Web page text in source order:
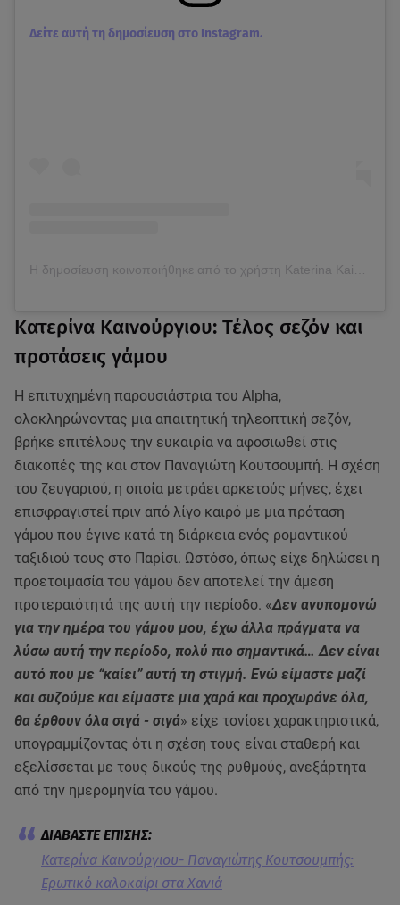
Δείτε αυτή τη δημοσίευση στο Instagram.
Κατερίνα Καινούργιου: Τέλος σεζόν και
προτάσεις γάμου
Η επιτυχημένη παρουσιάστρια του Alpha,
ολοκληρώνοντας μια απαιτητική τηλεοπτική σεζόν,
βρήκε επιτέλους την ευκαιρία να αφοσιωθεί στις
διακοπές της και στον Παναγιώτη Κουτσουμπή. Η σχέση
του ζευγαριού, η οποία μετράει αρκετούς μήνες, έχει
επισφραγιστεί πριν από λίγο καιρό με μια πρόταση
γάμου που έγινε κατά τη διάρκεια ενός ρομαντικού
ταξιδιού τους στο Παρίσι. Ωστόσο, όπως είχε δηλώσει η
προετοιμασία του γάμου δεν αποτελεί την άμεση
προτεραιότητά της αυτή την περίοδο. «Δεν ανυπομονώ
για την ημέρα του γάμου μου, έχω άλλα πράγματα να
λύσω αυτή την περίοδο, πολύ πιο σημαντικά… Δεν είναι
αυτό που με “καίει” αυτή τη στιγμή. Ενώ είμαστε μαζί
και συζούμε και είμαστε μια χαρά και προχωράνε όλα,
θα έρθουν όλα σιγά - σιγά» είχε τονίσει χαρακτηριστικά,
υπογραμμίζοντας ότι η σχέση τους είναι σταθερή και
εξελίσσεται με τους δικούς της ρυθμούς, ανεξάρτητα
από την ημερομηνία του γάμου.
Κατερίνα Καινούργιου- Παναγιώτης Κουτσουμπής:
Ερωτικό καλοκαίρι στα Χανιά